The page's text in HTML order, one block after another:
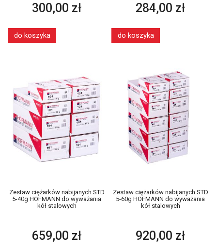
300,00 zł
do koszyka
284,00 zł
do koszyka
Zestaw ciężarków nabijanych STD
5-40g HOFMANN do wyważania
kół stalowych
659,00 zł
Zestaw ciężarków nabijanych STD
5-60g HOFMANN do wyważania
kół stalowych
920,00 zł